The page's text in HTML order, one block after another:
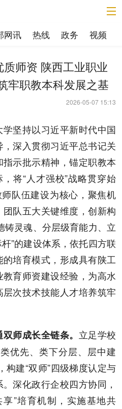
网讯 热线 政务 视频
师资 陕西工业职业
牢职教本科发展之基
2026-05-07 15:13
坚持以习近平新时代中国
深入贯彻习近平总书记关
示批示精神，锚定职教本
将“人才强校”战略贯穿始
队伍建设为核心，聚焦机
队五大关键维度，创新构
铸灵魂、分层级育能力、立
”的建设体系，依托四方联
培育模式，形成具有陕工
育师资建设经验，为高水
次技术技能人才培养筑牢
师成长全链条。 立足学校
优先、类下分层、层中建
构建“双师”四级梯度认定与
深化政行企校四方协同，
”培育机制，实施基地共